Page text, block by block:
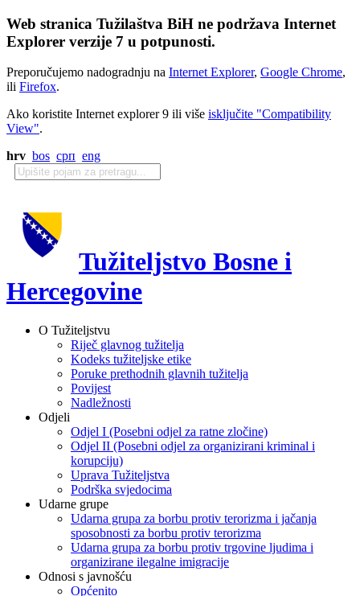
Web stranica Tužilaštva BiH ne podržava Internet
Explorer verzije 7 u potpunosti.
Preporučujemo nadogradnju na Internet Explorer, Google Chrome,
ili Firefox.
Ako koristite Internet explorer 9 ili više isključite "Compatibility
View".
hrv bos срп eng
Tužiteljstvo Bosne i
Hercegovine
O Tužiteljstvu
Riječ glavnog tužitelja
Kodeks tužiteljske etike
Poruke prethodnih glavnih tužitelja
Povijest
Nadležnosti
Odjeli
Odjel I (Posebni odjel za ratne zločine)
Odjel II (Posebni odjel za organizirani kriminal i
korupciju)
Uprava Tužiteljstva
Podrška svjedocima
Udarne grupe
Udarna grupa za borbu protiv terorizma i jačanja
sposobnosti za borbu protiv terorizma
Udarna grupa za borbu protiv trgovine ljudima i
organizirane ilegalne imigracije
Odnosi s javnošću
Općenito